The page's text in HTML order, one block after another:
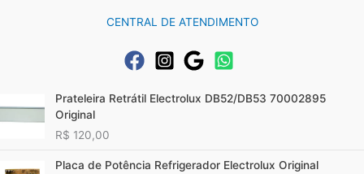
CENTRAL DE ATENDIMENTO
Prateleira Retrátil Electrolux DB52/DB53 70002895
Original
R$ 120,00
Placa de Potência Refrigerador Electrolux Original